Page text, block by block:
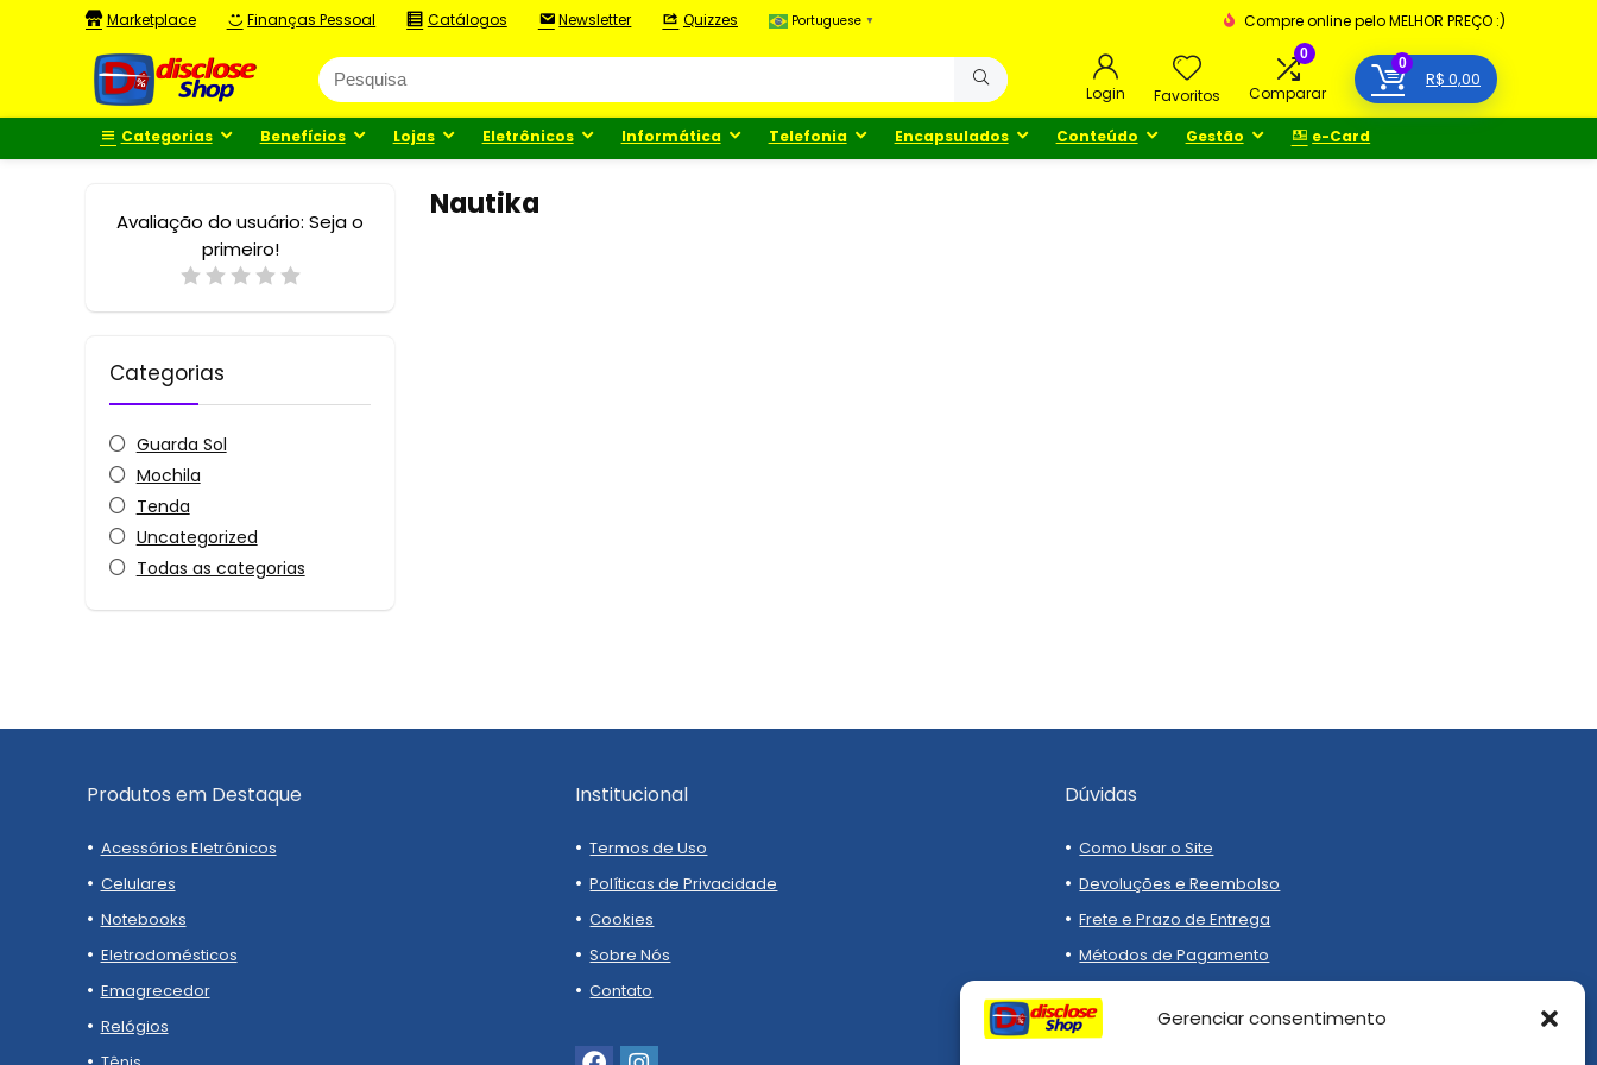
Gerenciar consentimento
Marketplace Finanças Pessoal Catálogos Newsletter Quizzes Portuguese ▼ Compre online pelo MELHOR PREÇO :)
Login Favoritos
0
Comparar
0
R$ 0,00
Categorias Benefícios Lojas Eletrônicos Informática Telefonia Encapsulados Conteúdo Gestão e-Card
Nautika
Avaliação do usuário: Seja o
primeiro!
Categorias
Guarda Sol
Mochila
Tenda
Uncategorized
Todas as categorias
Produtos em Destaque
Acessórios Eletrônicos
Celulares
Notebooks
Eletrodomésticos
Emagrecedor
Relógios
Institucional
Termos de Uso
Políticas de Privacidade
Cookies
Sobre Nós
Contato
Dúvidas
Como Usar o Site
Devoluções e Reembolso
Frete e Prazo de Entrega
Métodos de Pagamento